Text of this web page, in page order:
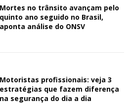
Mortes no trânsito avançam pelo
quinto ano seguido no Brasil,
aponta análise do ONSV
Motoristas profissionais: veja 3
estratégias que fazem diferença
na segurança do dia a dia